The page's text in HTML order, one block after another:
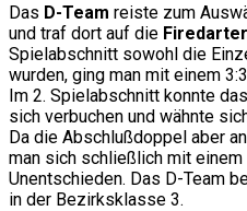
Das D-Team reiste zum
und traf dort auf die
Spielabschnitt sowohl die
wurden, ging man mit einem
Im 2. Spielabschnitt konnte
sich verbuchen und wähnte
Da die Abschlußdoppel aber
man sich schließlich mit
Unentschieden. Das D-Team
in der Bezirksklasse 3.